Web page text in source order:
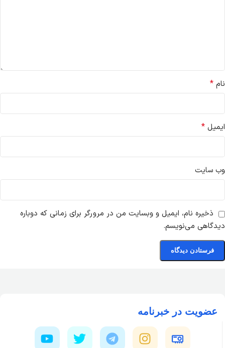
نام *
ایمیل *
وب‌ سایت
ذخیره نام، ایمیل و وبسایت من در مرورگر برای زمانی که دوباره
دیدگاهی می‌نویسم.
عضویت در خبرنامه